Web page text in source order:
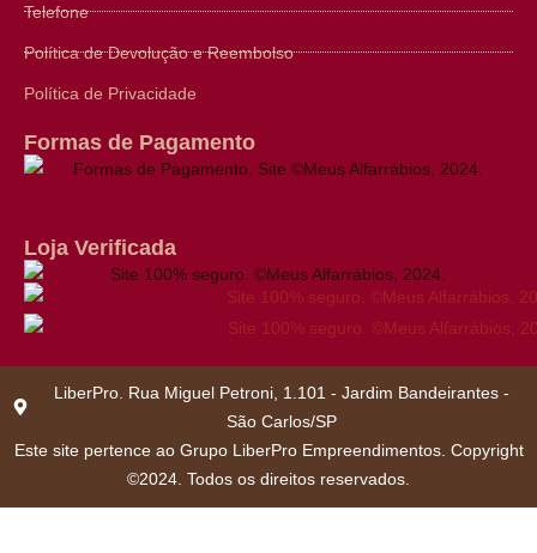
Telefone
Política de Devolução e Reembolso
Política de Privacidade
Formas de Pagamento
Loja Verificada
LiberPro. Rua Miguel Petroni, 1.101 - Jardim Bandeirantes -
São Carlos/SP
Este site pertence ao Grupo LiberPro Empreendimentos. Copyright
©2024. Todos os direitos reservados.